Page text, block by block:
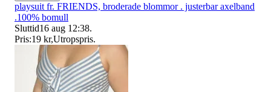
playsuit fr. FRIENDS, broderade blommor . justerbar axelband
.100% bomull
Sluttid16 aug 12:38.
Pris:19 kr,Utropspris.